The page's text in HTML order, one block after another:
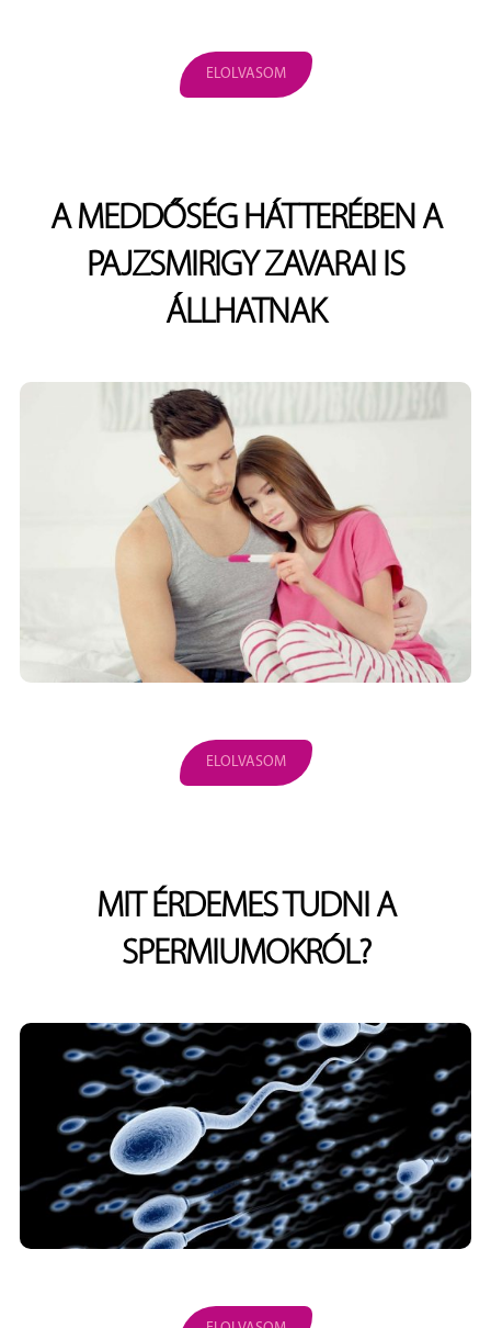
ELOLVASOM
A MEDDŐSÉG HÁTTERÉBEN A
PAJZSMIRIGY ZAVARAI IS
ÁLLHATNAK
ELOLVASOM
MIT ÉRDEMES TUDNI A
SPERMIUMOKRÓL?